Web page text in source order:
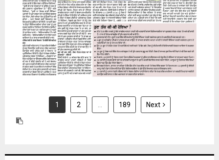
1 2 189 Next